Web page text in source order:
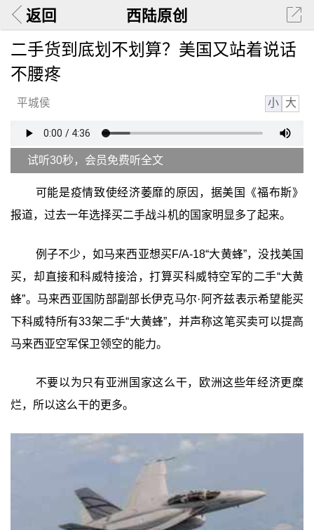
返回 西陆原创
二手货到底划不划算？美国又站着说话
不腰疼
平城侯 小 大
试听30秒，会员免费听全文
可能是疫情致使经济萎靡的原因，据美国《福布斯》
报道，过去一年选择买二手战斗机的国家明显多了起来。
例子不少，如马来西亚想买F/A-18“大黄蜂”，没找美国
买，却直接和科威特接洽，打算买科威特空军的二手“大黄
蜂”。马来西亚国防部副部长伊克马尔·阿齐兹表示希望能买
下科威特所有33架二手“大黄蜂”，并声称这笔买卖可以提高
马来西亚空军保卫领空的能力。
不要以为只有亚洲国家这么干，欧洲这些年经济更糜
烂，所以这么干的更多。